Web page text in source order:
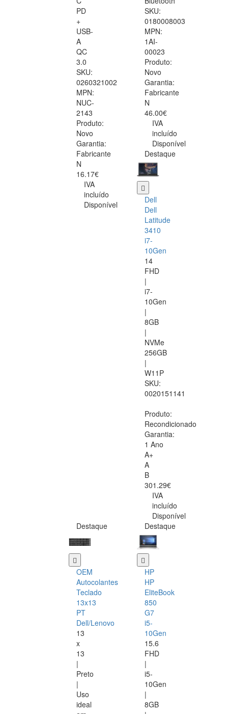
PD
+
USB-
A
QC
3.0
SKU:
0260321002
MPN:
NUC-
2143
Produto:
Novo
Garantia:
Fabricante
N
16.17€
IVA
incluído
Disponível
SKU:
0180008003
MPN:
1AI-
00023
Produto:
Novo
Garantia:
Fabricante
N
46.00€
IVA
incluído
Disponível
Destaque
Dell
Dell
Latitude
3410
i7-
10Gen
14
FHD
|
i7-
10Gen
|
8GB
|
NVMe
256GB
|
W11P
SKU:
0020151141
Produto:
Recondicionado
Garantia:
1 Ano
A+
A
B
301.29€
IVA
incluído
Disponível
Destaque
OEM
Autocolantes
Teclado
13x13
PT
Dell/Lenovo
13
x
13
|
Preto
|
Uso
ideal
Destaque
HP
HP
EliteBook
850
G7
i5-
10Gen
15.6
FHD
|
i5-
10Gen
|
8GB